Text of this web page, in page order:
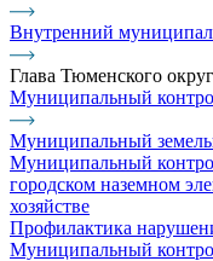
Внутренний
Глава Тюменского
Муниципальный
Муниципальный
Муниципальный
городском наземном
хозяйстве
Профилактика
Муниципальный